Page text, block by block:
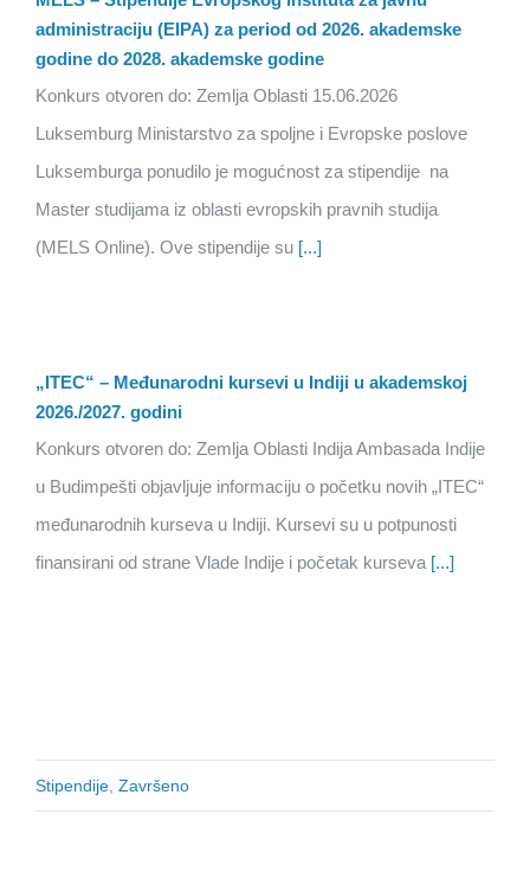
administraciju (EIPA) za period od 2026. akademske
godine do 2028. akademske godine
Konkurs otvoren do: Zemlja Oblasti 15.06.2026
Luksemburg Ministarstvo za spoljne i Evropske poslove
Luksemburga ponudilo je mogućnost za stipendije na
Master studijama iz oblasti evropskih pravnih studija
(MELS Online). Ove stipendije su [...]
„ITEC“ – Međunarodni kursevi u Indiji u akademskoj
2026./2027. godini
Konkurs otvoren do: Zemlja Oblasti Indija Ambasada Indije
u Budimpešti objavljuje informaciju o početku novih „ITEC“
međunarodnih kurseva u Indiji. Kursevi su u potpunosti
finansirani od strane Vlade Indije i početak kurseva[...]
Stipendije, Završeno